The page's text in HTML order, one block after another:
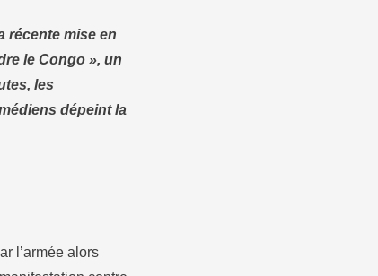
récente mise en
le Congo », un
les
dépeint la
l’armée alors